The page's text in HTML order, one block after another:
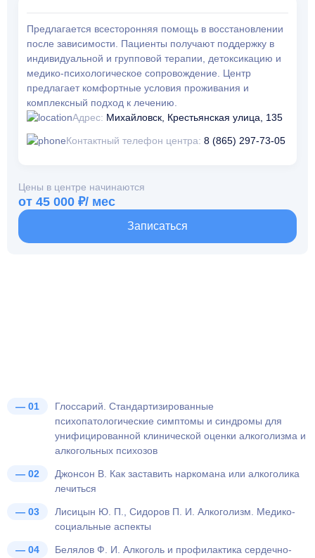
Предлагается всесторонняя помощь в восстановлении
после зависимости. Пациенты получают поддержку в
индивидуальной и групповой терапии, детоксикацию и
медико-психологическое сопровождение. Центр
предлагает комфортные условия проживания и
комплексный подход к лечению.
Адрес: Михайловск, Крестьянская улица, 135
Контактный телефон центра: 8 (865) 297-73-05
Цены в центре начинаются
от 45 000 ₽/ мес
Записаться
Глоссарий. Стандартизированные
психопатологические симптомы и синдромы для
унифицированной клинической оценки алкоголизма и
алкогольных психозов
Джонсон В. Как заставить наркомана или алкоголика
лечиться
Лисицын Ю. П., Сидоров П. И. Алкоголизм. Медико-
социальные аспекты
Белялов Ф. И. Алкоголь и профилактика сердечно-